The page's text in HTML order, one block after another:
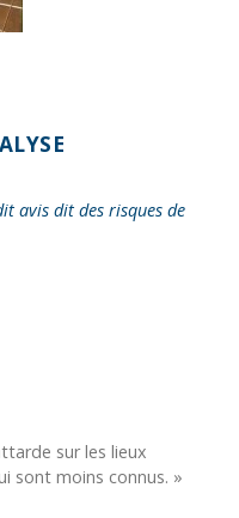
avis dit des risques de
sur les lieux
sont moins connus. »